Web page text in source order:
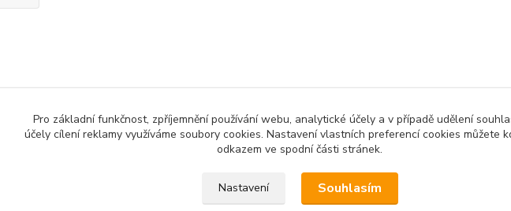
od 1.3.2017 povinen vystavit kupujícímu účtenku. Zároveň je povinen zaevidovat
Pro základní funkčnost, zpříjemnění používání webu, analytické účely a v případě udělení
účely cílení reklamy využíváme soubory cookies. Nastavení vlastních preferencí cookies můžete
odkazem ve spodní části stránek.
Nastavení Souhlasím